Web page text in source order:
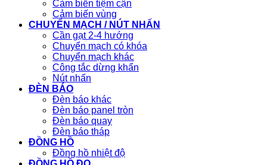
Cảm biến tiệm cận
Cảm biến vùng
CHUYỂN MẠCH / NÚT NHẤN
Cần gạt 2-4 hướng
Chuyển mạch có khóa
Chuyển mạch khác
Công tắc dừng khẩn
Nút nhấn
ĐÈN BÁO
Đèn báo khác
Đèn báo panel tròn
Đèn báo quay
Đèn báo tháp
ĐỒNG HỒ
Đồng hồ nhiệt độ